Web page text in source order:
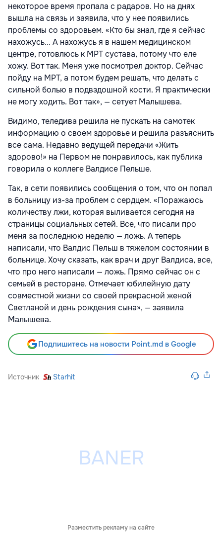
некоторое время пропала с радаров. Но на днях
вышла на связь и заявила, что у нее появились
проблемы со здоровьем. «Кто бы знал, где я сейчас
нахожусь... А нахожусь я в нашем медицинском
центре, готовлюсь к МРТ сустава, потому что еле
хожу. Вот так. Меня уже посмотрел доктор. Сейчас
пойду на МРТ, а потом будем решать, что делать с
сильной болью в подвздошной кости. Я практически
не могу ходить. Вот так», — сетует Малышева.
Видимо, теледива решила не пускать на самотек
информацию о своем здоровье и решила разъяснить
все сама. Недавно ведущей передачи «Жить
здорово!» на Первом не понравилось, как публика
говорила о коллеге Валдисе Пельше.
Так, в сети появились сообщения о том, что он попал
в больницу из-за проблем с сердцем. «Поражаюсь
количеству лжи, которая выливается сегодня на
страницы социальных сетей. Все, что писали про
меня за последнюю неделю — ложь. А теперь
написали, что Валдис Пельш в тяжелом состоянии в
больнице. Хочу сказать, как врач и друг Валдиса, все,
что про него написали — ложь. Прямо сейчас он с
семьей в ресторане. Отмечает юбилейную дату
совместной жизни со своей прекрасной женой
Светланой и день рождения сына», — заявила
Малышева.
Подпишитесь на новости Point.md в Google
Источник Starhit
Разместить рекламу на сайте